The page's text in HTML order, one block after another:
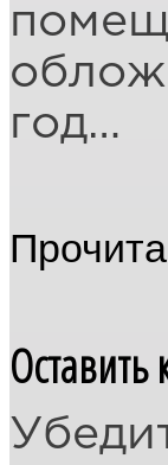
год…